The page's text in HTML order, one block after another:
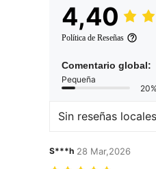
4,40
Política de Reseñas
Comentario global:
Pequeña
20%
Sin reseñas locales
S***h 28 Mar,2026